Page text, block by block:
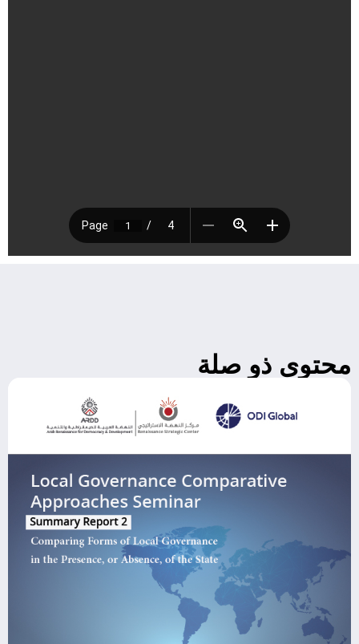
محتوى ذو صلة